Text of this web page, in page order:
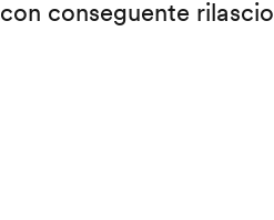
conseguente rilascio